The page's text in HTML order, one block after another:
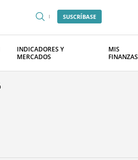
SUSCRÍBASE
INDICADORES Y
MERCADOS
MIS
FINANZAS